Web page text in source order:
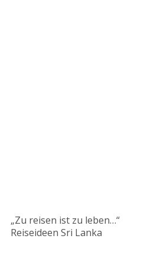
„Zu reisen ist zu leben…“
Reiseideen Sri Lanka